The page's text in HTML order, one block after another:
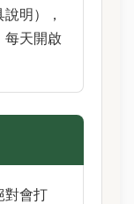
明），
每天開啟
對會打